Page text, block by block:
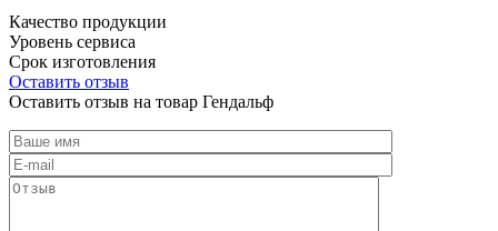
Качество продукции
Уровень сервиса
Срок изготовления
Оставить отзыв
Оставить отзыв на товар Гендальф